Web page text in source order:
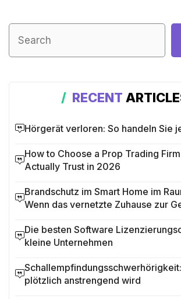
RECENT
Hörgerät verloren: So handeln Sie
How to Choose a Prop Trading
Actually Trust in 2026
Brandschutz im Smart Home im
Wenn das vernetzte Zuhause zur
Die besten Software
kleine Unternehmen
plötzlich anstrengend wird